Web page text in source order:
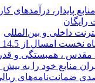
پایدار،
رایگان
داخلی و بین‌المللی
از 14.5 همت گذشت
مقدس ، همبستگی و